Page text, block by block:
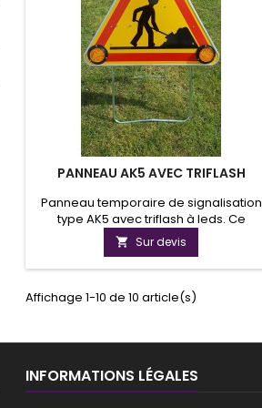
PANNEAU AK5 AVEC TRIFLASH
Panneau temporaire de signalisation
type AK5 avec triflash à leds. Ce
panneau est alimenté par deux piles
de 6VDC, avec intérrupteur ON/OFF.
Panneau disponible en plusieurs
Panneau fixé sur trépied. Il existe une
 Sur devis
Affichage 1-10 de 10 article(s)
INFORMATIONS LÉGALES